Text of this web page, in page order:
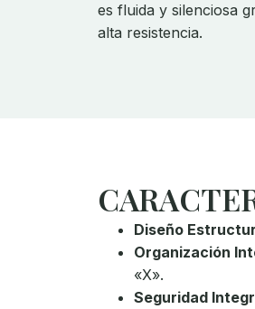
es fluida y silenciosa
alta resistencia.
Diseño
Organización
«X».
Seguridad